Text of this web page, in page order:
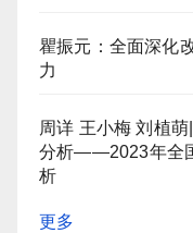
瞿振元：全面深化
力
周详 王小梅 刘植
分析——2023年全
析
更多